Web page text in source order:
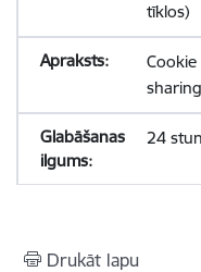
tīklos)
24
Drukāt lapu